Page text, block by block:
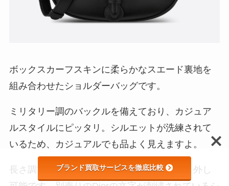
ボックスカーフスキンに柔らかなスエード裏地を
組み合わせたショルダーバッグです。
ミリタリー調のバックルを備えており、カジュア
ルスタイルにピッタリ。シルエットが洗練されて
いるため、カジュアルでも品よく見えますよ。
長さ調節が可能なレザーのストラップは取り外し
ブランド買取サービスを徹底比較